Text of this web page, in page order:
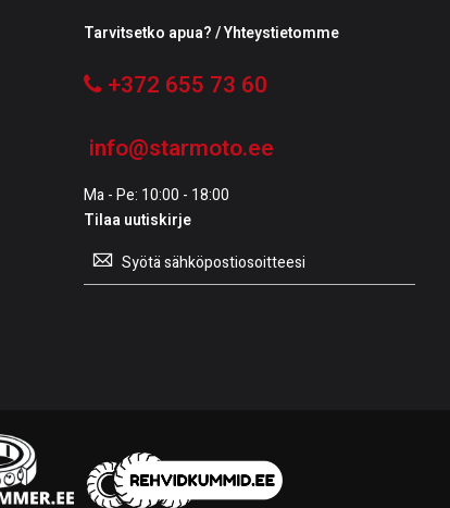
Tarvitsetko apua? / Yhteystietomme
+372 655 73 60
info@starmoto.ee
Ma - Pe: 10:00 - 18:00
Tilaa uutiskirje
Tilaa
uutiskirje: